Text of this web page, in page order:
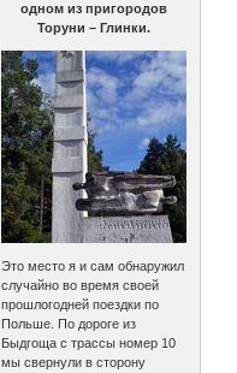
одном из пригородов
Торуни – Глинки.
Это место я и сам обнаружил
случайно во время своей
прошлогодней поездки по
Польше. По дороге из
Быдгоща с трассы номер 10
мы свернули в сторону